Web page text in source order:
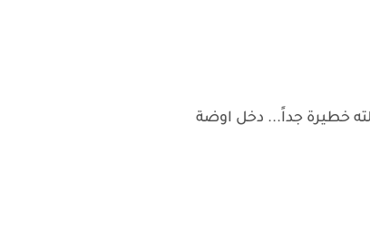
خطيرة جداً... دخل اوضة